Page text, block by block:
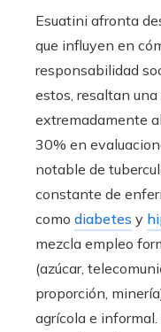
Esuatini afronta
que influyen en
responsabilidad
estos, resaltan
extremadamente
30% en
notable de
constante de
como diabetes y
mezcla empleo
(azúcar,
proporción,
agrícola e informal.